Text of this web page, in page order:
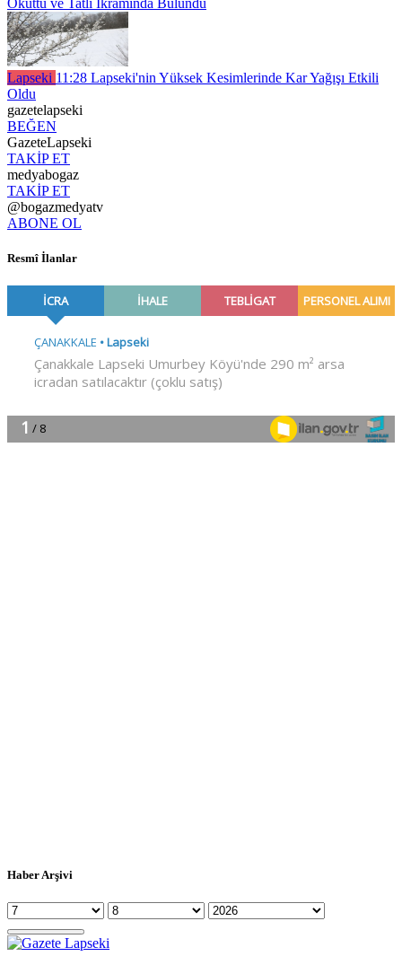
Lapseki 11:28 Lapseki'nin Yüksek Kesimlerinde Kar Yağışı Etkili
Oldu
gazetelapseki
BEĞEN
GazeteLapseki
TAKİP ET
medyabogaz
TAKİP ET
@bogazmedyatv
ABONE OL
Resmî İlanlar
Haber Arşivi